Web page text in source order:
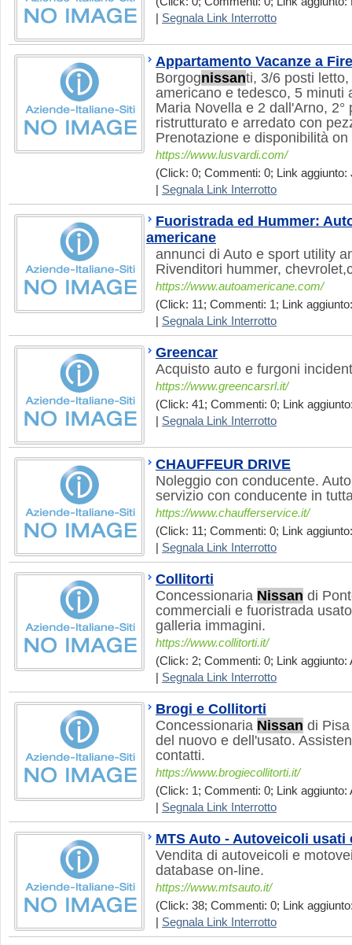
Segnala Link Interrotto
Appartamento Vacanze a
Borgognissanti, 3/6 posti
americano e tedesco, 5 minuti
Maria Novella e 2 dall'Arno,
ristrutturato e arredato con
Prenotazione e disponibilità on
https://www.lusvardi.com/
(Click: 0; Commenti: 0; Link aggiunto:
Segnala Link Interrotto
Fuoristrada ed Hummer:
americane
annunci di Auto e sport utility
Rivenditori hummer,
https://www.autoamericane.com/
(Click: 11; Commenti: 1; Link
Segnala Link Interrotto
Greencar
Acquisto auto e furgoni
https://www.greencarsrl.it/
(Click: 41; Commenti: 0; Link
Segnala Link Interrotto
CHAUFFEUR DRIVE
Noleggio con conducente.
servizio con conducente in
https://www.chaufferservice.it/
(Click: 11; Commenti: 0; Link
Segnala Link Interrotto
Collitorti
Concessionaria Nissan di
commerciali e fuoristrada
galleria immagini.
https://www.collitorti.it/
(Click: 2; Commenti: 0; Link aggiunto:
Segnala Link Interrotto
Brogi e Collitorti
Concessionaria Nissan di
del nuovo e dell'usato.
contatti.
https://www.brogiecollitorti.it/
(Click: 1; Commenti: 0; Link aggiunto:
Segnala Link Interrotto
MTS Auto - Autoveicoli usati
Vendita di autoveicoli e
database on-line.
https://www.mtsauto.it/
(Click: 38; Commenti: 0; Link
Segnala Link Interrotto